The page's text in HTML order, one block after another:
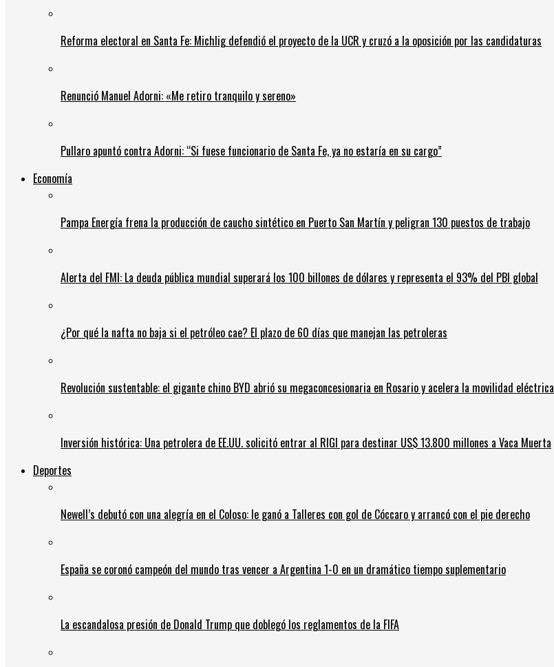
Reforma electoral en Santa Fe: Michlig defendió el proyecto de la UCR y cruzó a la oposición por las candidaturas
Renunció Manuel Adorni: «Me retiro tranquilo y sereno»
Pullaro apuntó contra Adorni: “Si fuese funcionario de Santa Fe, ya no estaría en su cargo”
Economía
Pampa Energía frena la producción de caucho sintético en Puerto San Martín y peligran 130 puestos de trabajo
Alerta del FMI: La deuda pública mundial superará los 100 billones de dólares y representa el 93% del PBI global
¿Por qué la nafta no baja si el petróleo cae? El plazo de 60 días que manejan las petroleras
Revolución sustentable: el gigante chino BYD abrió su megaconcesionaria en Rosario y acelera la movilidad eléctrica
Inversión histórica: Una petrolera de EE.UU. solicitó entrar al RIGI para destinar US$ 13.800 millones a Vaca Muerta
Deportes
Newell’s debutó con una alegría en el Coloso: le ganó a Talleres con gol de Cóccaro y arrancó con el pie derecho
España se coronó campeón del mundo tras vencer a Argentina 1-0 en un dramático tiempo suplementario
La escandalosa presión de Donald Trump que doblegó los reglamentos de la FIFA